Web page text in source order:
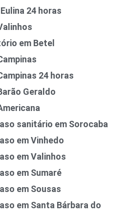
24 horas
em Betel
24 horas
Geraldo
sanitário em Sorocaba
em Vinhedo
em Valinhos
em Sumaré
em Sousas
em Santa Bárbara do